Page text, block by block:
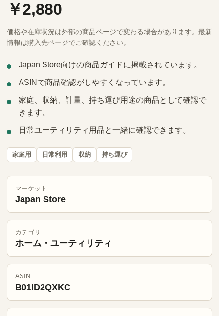
￥2,880
価格や在庫状況は外部の商品ページで変わる場合があります。最新
情報は購入先ページでご確認ください。
Japan Store向けの商品ガイドに掲載されています。
ASINで商品確認がしやすくなっています。
家庭、収納、計量、持ち運び用途の商品として確認で
きます。
日常ユーティリティ用品と一緒に確認できます。
家庭用 日常利用 収納 持ち運び
マーケット
Japan Store
カテゴリ
ホーム・ユーティリティ
ASIN
B01ID2QXKC